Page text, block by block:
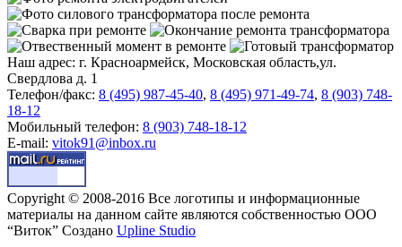
Наш адрес: г. Красноармейск, Московская область,ул.
Свердлова д. 1
Телефон/факс: 8 (495) 987-45-40, 8 (495) 971-49-74, 8 (903) 748-
18-12
Мобильный телефон: 8 (903) 748-18-12
E-mail: vitok91@inbox.ru
Copyright © 2008-2016 Все логотипы и информационные
материалы на данном сайте являются собственностью ООО
“Виток” Создано Upline Studio